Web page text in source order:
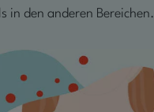
in den anderen Bereichen.